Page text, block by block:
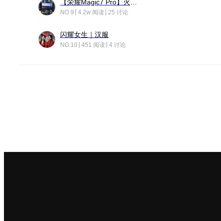
NO.9 4.2w 阅读 25 讨论
闪耀女生｜汉服
NO.10 451 阅读 4 讨论